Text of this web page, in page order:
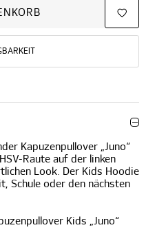
Kapuzenpullover „Juno“
Raute auf der linken
Look. Der Kids Hoodie
Schule oder den nächsten
Kids „Juno“